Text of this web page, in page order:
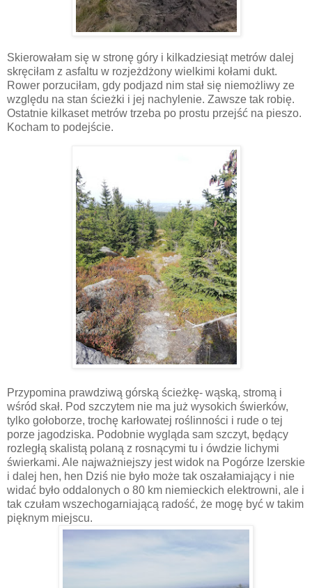
Skierowałam się w stronę góry i kilkadziesiąt metrów dalej
skręciłam z asfaltu w rozjeżdżony wielkimi kołami dukt.
Rower porzuciłam, gdy podjazd nim stał się niemożliwy ze
względu na stan ścieżki i jej nachylenie. Zawsze tak robię.
Ostatnie kilkaset metrów trzeba po prostu przejść na pieszo.
Kocham to podejście.
Przypomina prawdziwą górską ścieżkę- wąską, stromą i
wśród skał. Pod szczytem nie ma już wysokich świerków,
tylko gołoborze, trochę karłowatej roślinności i rude o tej
porze jagodziska. Podobnie wygląda sam szczyt, będący
rozległą skalistą polaną z rosnącymi tu i ówdzie lichymi
świerkami. Ale najważniejszy jest widok na Pogórze Izerskie
i dalej hen, hen Dziś nie było może tak oszałamiający i nie
widać było oddalonych o 80 km niemieckich elektrowni, ale i
tak czułam wszechogarniającą radość, że mogę być w takim
pięknym miejscu.